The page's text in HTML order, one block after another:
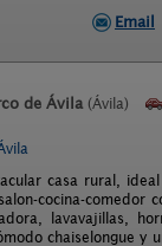
Email
de Ávila (Ávila)
casa rural,
cocina-comedor
lavavajillas,
chaiselongue